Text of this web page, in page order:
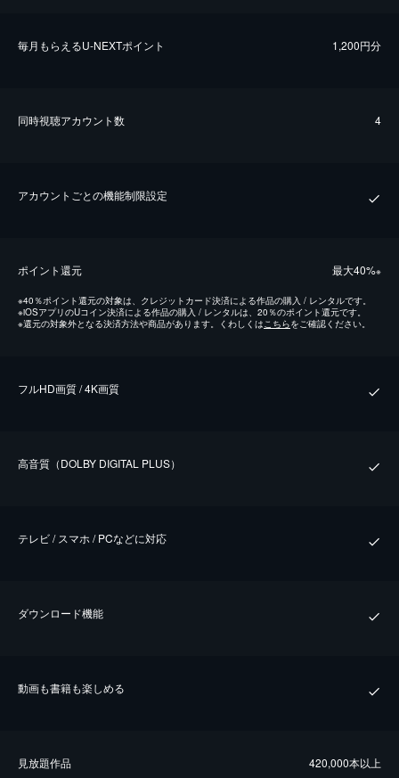
毎⽉もらえるU-NEXTポイント 1,200円分
同時視聴アカウント数 4
アカウントごとの機能制限設定
ポイント還元 最⼤40%※
※40％ポイント還元の対象は、クレジットカード決済による作品の購入 / レンタルです。
※iOSアプリのUコイン決済による作品の購入 / レンタルは、20％のポイント還元です。
※還元の対象外となる決済方法や商品があります。くわしくはこちらをご確認ください。
フルHD画質 / 4K画質
⾼⾳質（DOLBY DIGITAL PLUS）
テレビ / スマホ / PCなどに対応
ダウンロード機能
動画も書籍も楽しめる
⾒放題作品 420,000本以上